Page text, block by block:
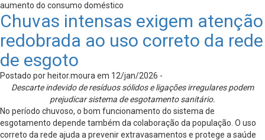
aumento do consumo doméstico
Chuvas intensas exigem atenção
redobrada ao uso correto da rede
de esgoto
Postado por heitor.moura em 12/jan/2026 -
Descarte indevido de resíduos sólidos e ligações irregulares podem
prejudicar sistema de esgotamento sanitário.
No período chuvoso, o bom funcionamento do sistema de
esgotamento depende também da colaboração da população. O uso
correto da rede ajuda a prevenir extravasamentos e protege a saúde